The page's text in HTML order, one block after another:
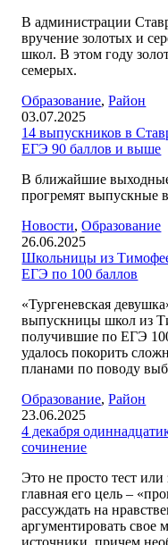
В администрации
вручение золотых и
школ. В этом году
семерых.
Образование,Район
03.07.2025
14 выпускников в
ЕГЭ 90 баллов и выше
В ближайшие
прогремят выпускные
Новости,Образование
26.06.2025
Школьницы из
ЕГЭ по 100 баллов
«Тургеневская
выпускницы школ из
получившие по ЕГЭ
удалось покорить
планами по поводу
Образование,Район
23.06.2025
4 декабря
сочинение
Это не просто тест или
главная его цель –
рассуждать на
аргументировать свое
источники, причем